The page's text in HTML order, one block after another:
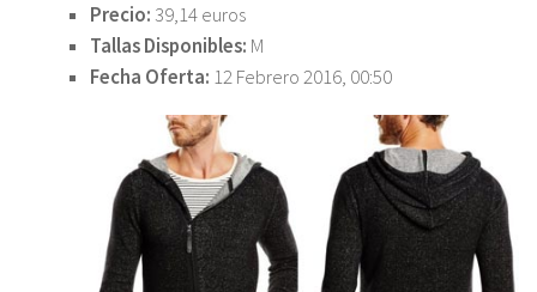
Precio: 39,14 euros
Tallas Disponibles: M
Fecha Oferta: 12 Febrero 2016, 00:50